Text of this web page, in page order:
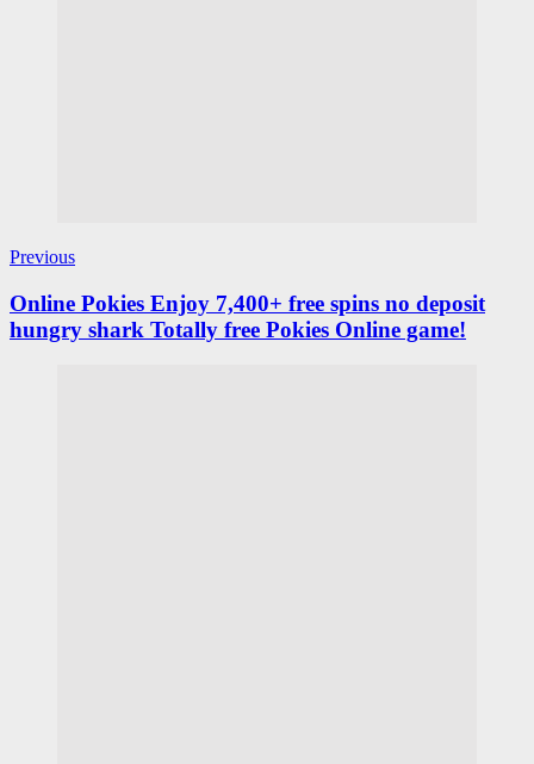
Previous
Online Pokies Enjoy 7,400+ free spins no deposit
hungry shark Totally free Pokies Online game!